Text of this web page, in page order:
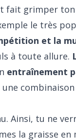
fait grimper
le très
et la
à toute allure.
entraînement
Ainsi, tu ne
la graisse en